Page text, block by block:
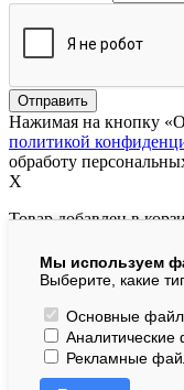
Мы используем
Выберите, какие
Основные
Рекламные
Нажимая на кнопку
политикой
обработу
X
Товар добавлен в
В корзине:шт.
На сумму:руб.